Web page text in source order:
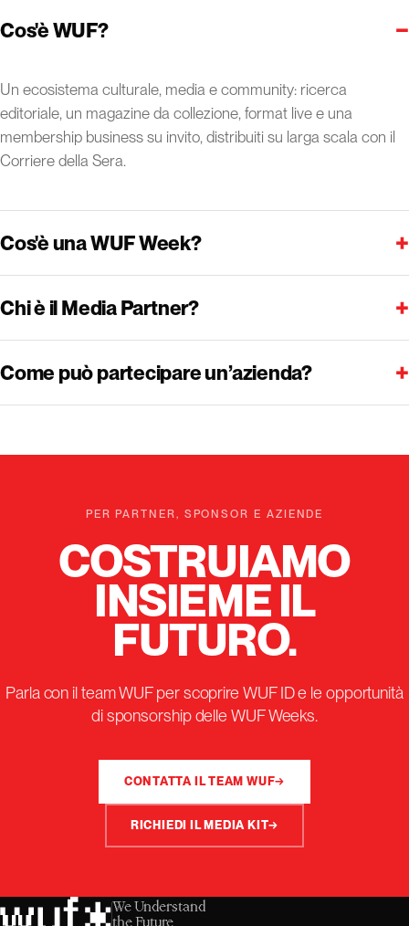
Cos'è WUF? −
Un ecosistema culturale, media e community: ricerca
editoriale, un magazine da collezione, format live e una
membership business su invito, distribuiti su larga scala con il
Corriere della Sera.
Cos'è una WUF Week? +
Chi è il Media Partner? +
Come può partecipare un’azienda? +
PER PARTNER, SPONSOR E AZIENDE
COSTRUIAMO
INSIEME IL
FUTURO.
Parla con il team WUF per scoprire WUF ID e le opportunità
di sponsorship delle WUF Weeks.
CONTATTA IL TEAM WUF→
RICHIEDI IL MEDIA KIT→
We Understand
the Future